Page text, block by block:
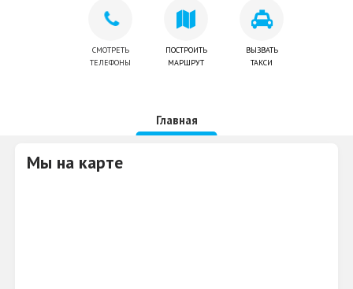
СМОТРЕТЬ
ТЕЛЕФОНЫ
ПОСТРОИТЬ
МАРШРУТ
ВЫЗВАТЬ
ТАКСИ
Главная
Мы на карте